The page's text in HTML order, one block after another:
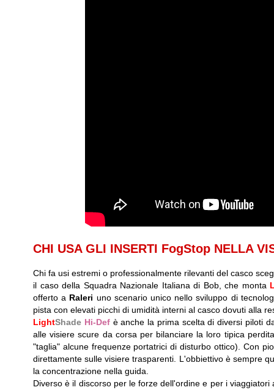
CHI USA GLI INSERTI FogStop NELLA
Chi fa usi estremi o professionalmente rilevanti del casco
il caso della Squadra Nazionale Italiana di Bob, che monta
offerto a Raleri uno scenario unico nello sviluppo di
pista con elevati picchi di umidità interni al casco dovuti alla
LightShade Hi-Defè anche la prima scelta di diversi piloti
alle visiere scure da corsa per bilanciare la loro tipica
"taglia" alcune frequenze portatrici di disturbo ottico). Con
direttamente sulle visiere trasparenti. L'obbiettivo è sempre
la concentrazione nella guida.
Diverso è il discorso per le forze dell'ordine e per i